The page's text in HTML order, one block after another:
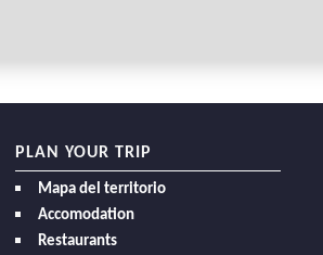
PLAN YOUR TRIP
Mapa del territorio
Accomodation
Restaurants